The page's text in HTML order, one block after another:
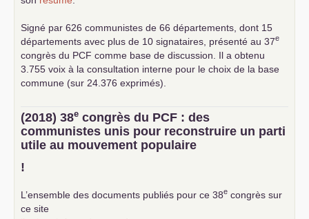
Signé par 626 communistes de 66 départements, dont 15
départements avec plus de 10 signataires, présenté au 37e
congrès du PCF comme base de discussion. Il a obtenu
3.755 voix à la consultation interne pour le choix de la base
commune (sur 24.376 exprimés).
(2018) 38e congrès du PCF : des
communistes unis pour reconstruire un parti
utile au mouvement populaire
!
L’ensemble des documents publiés pour ce 38e congrès sur
ce site